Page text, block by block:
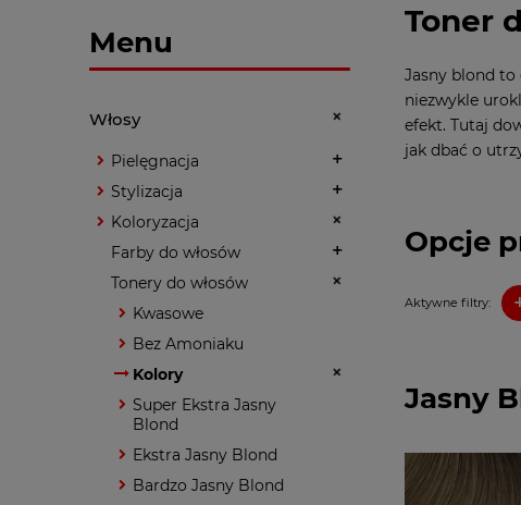
Menu
Włosy
Pielęgnacja
Stylizacja
Koloryzacja
Farby do włosów
Tonery do włosów
Kwasowe
Bez Amoniaku
Kolory
Super Ekstra Jasny
Blond
Ekstra Jasny Blond
Bardzo Jasny Blond
Opcje
Aktywne filtry:
Toner
Jasny blond to
niezwykle
efekt. Tutaj
jak dbać o
Jasny